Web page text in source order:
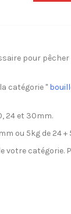
pour
catégorie "
24 et 30mm.
ou 5kg de 24 +
votre catégorie.